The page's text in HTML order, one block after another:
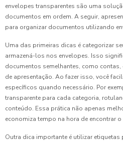
envelopes transparentes são uma
documentos em ordem. A seguir,
para organizar documentos utilizando
Uma das primeiras dicas é categorizar
armazená-los nos envelopes. Isso
documentos semelhantes, como
de apresentação. Ao fazer isso, você
específicos quando necessário. Por
transparente para cada categoria,
conteúdo. Essa prática não apenas
economiza tempo na hora de encontrar o
Outra dica importante é utilizar